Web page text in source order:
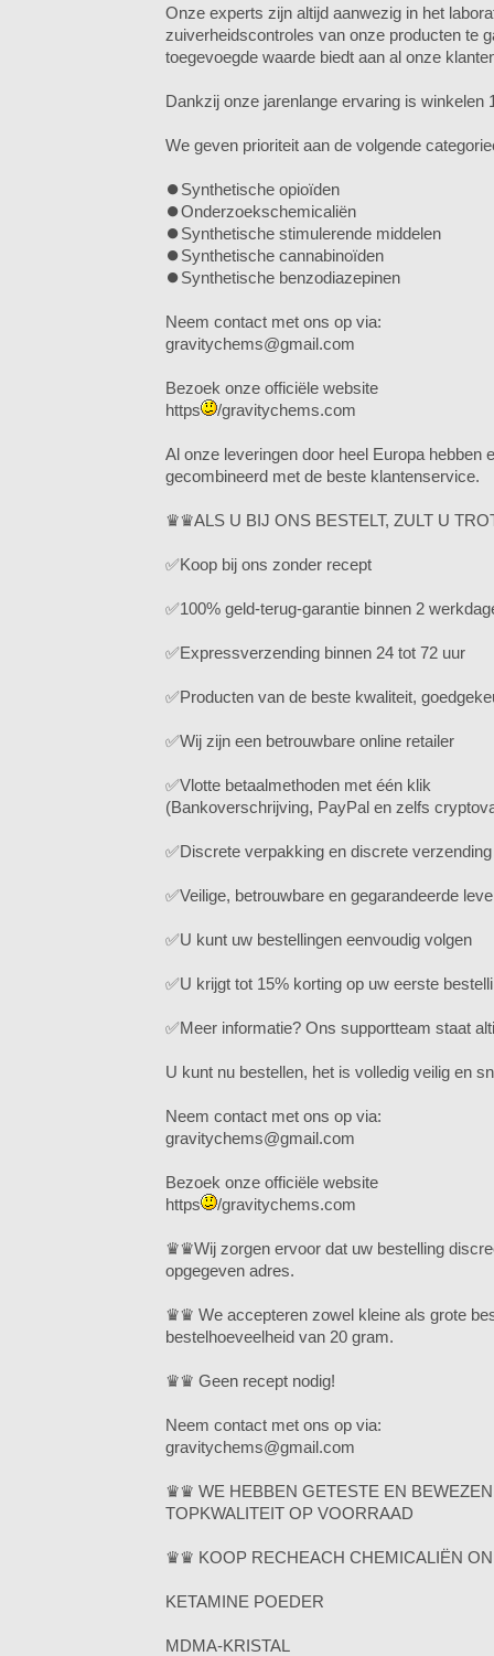
Onze experts zijn altijd aanwezig in het
zuiverheidscontroles van onze producten te
toegevoegde waarde biedt aan al onze
Dankzij onze jarenlange ervaring is winkelen
We geven prioriteit aan de volgende
⏺️Synthetische opioïden
⏺️Onderzoekschemicaliën
⏺️Synthetische stimulerende middelen
⏺️Synthetische cannabinoïden
⏺️Synthetische benzodiazepinen
Neem contact met ons op via:
gravitychems@gmail.com
Bezoek onze officiële website
https
/gravitychems.com
Al onze leveringen door heel Europa hebben
gecombineerd met de beste klantenservice.
♛♛ALS U BIJ ONS BESTELT, ZULT U
✅Koop bij ons zonder recept
✅100% geld-terug-garantie binnen 2
✅Expressverzending binnen 24 tot 72 uur
✅Producten van de beste kwaliteit,
✅Wij zijn een betrouwbare online retailer
✅Vlotte betaalmethoden met één klik
(Bankoverschrijving, PayPal en zelfs
✅Discrete verpakking en discrete verzending
✅Veilige, betrouwbare en gegarandeerde
✅U kunt uw bestellingen eenvoudig volgen
✅U krijgt tot 15% korting op uw eerste
✅Meer informatie? Ons supportteam staat
U kunt nu bestellen, het is volledig veilig en
Neem contact met ons op via:
gravitychems@gmail.com
Bezoek onze officiële website
https
/gravitychems.com
♛♛Wij zorgen ervoor dat uw bestelling
opgegeven adres.
♛♛ We accepteren zowel kleine als grote
bestelhoeveelheid van 20 gram.
♛♛ Geen recept nodig!
Neem contact met ons op via:
gravitychems@gmail.com
♛♛ WE HEBBEN GETESTE EN
TOPKWALITEIT OP VOORRAAD
♛♛ KOOP RECHEACH CHEMICALIËN
KETAMINE POEDER
MDMA-KRISTAL